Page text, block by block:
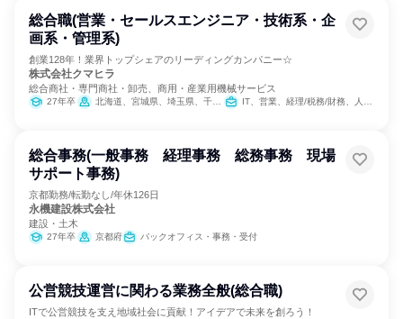
総合職(営業・セールスエンジニア・技術系・企
画系・管理系)
創業128年！業界トップシェアのリーディングカンパニー☆
株式会社クマヒラ
総合商社・専門商社・卸売、商用・産業用機械サービス
27年卒 北海道、宮城県、埼玉県、千葉県、東京都、神奈川県、静岡県、愛知県、京都府、大阪府、兵庫県、広島県、福岡県 IT、営業、経理/税務/財務、人事、総務、法務/知財、クリエイティブ/デザイン職、製造・生産工程、建築/土木/プラント専門職、マーケティング・広告・宣伝
総合事務(一般事務 経理事務 総務事務 現場
サポート事務)
京都勤務/転勤なし/年休126日
永機建設株式会社
建設・土木
27年卒 京都府 バックオフィス・事務・受付
公営競技運営に関わる業務全般(総合職)
ITで公営競技を支え地域社会に貢献！アイデアで未来を創ろう！